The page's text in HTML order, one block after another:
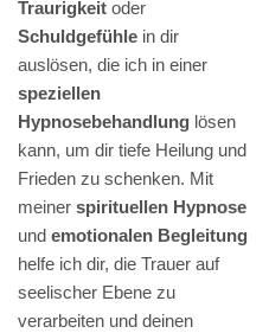
Traurigkeit oder
Schuldgefühle in dir
auslösen, die ich in einer
speziellen
Hypnosebehandlung lösen
kann, um dir tiefe Heilung und
Frieden zu schenken. Mit
meiner spirituellen Hypnose
und emotionalen Begleitung
helfe ich dir, die Trauer auf
seelischer Ebene zu
verarbeiten und deinen